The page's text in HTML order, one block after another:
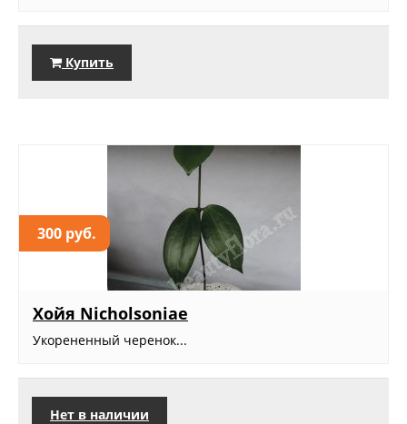
Купить
300 руб.
Хойя Nicholsoniae
Укорененный черенок...
Нет в наличии